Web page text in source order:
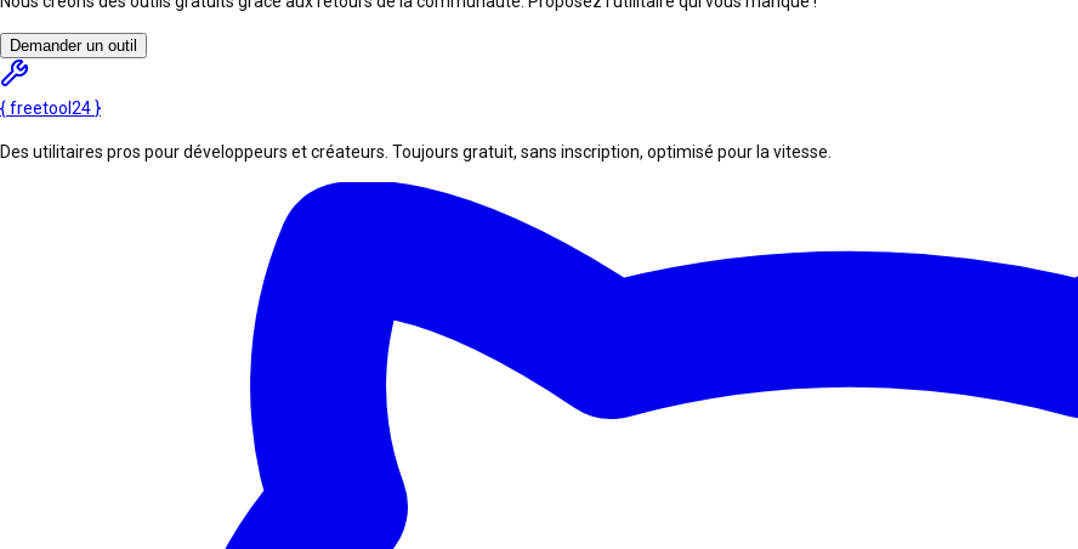
Demander un outil
{freetool 24 }
Des utilitaires pros pour développeurs et créateurs. Toujours gratuit, sans inscription, optimisé pour la vitesse.